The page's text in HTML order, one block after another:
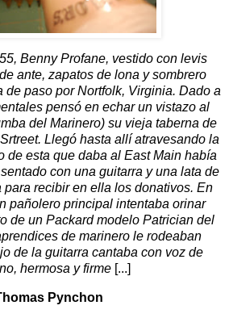
Benny Profane, vestido con levis
ante, zapatos de lona y sombrero
de paso por Nortfolk, Virginia. Dado a
pensó en echar un vistazo al
del Marinero) su vieja taberna de
Llegó hasta allí atravesando la
de esta que daba al East Main había
con una guitarra y una lata de
para recibir en ella los donativos. En
pañolero principal intentaba orinar
de un Packard modelo Patrician del
de marinero le rodeaban
de la guitarra cantaba con voz de
hermosa y firme [...]
Pynchon